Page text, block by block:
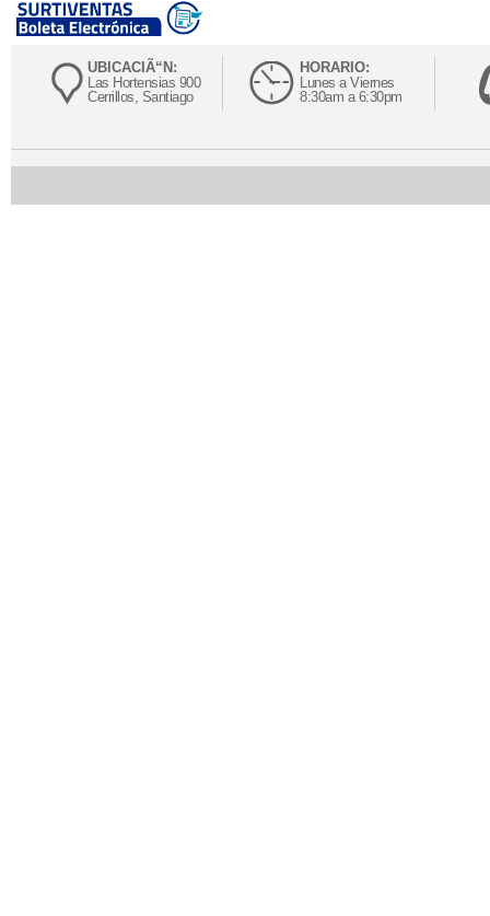
UBICACIÃ“N:
Las Hortensias 900
Cerrillos, Santiago
HORARIO:
Lunes a Viernes
8:30am a 6:30pm